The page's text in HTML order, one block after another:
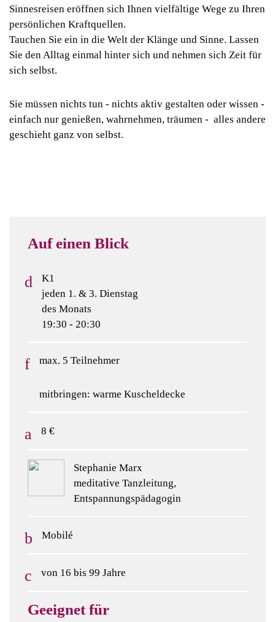
Sinnesreisen eröffnen sich Ihnen vielfältige Wege zu Ihren
persönlichen Kraftquellen.
Tauchen Sie ein in die Welt der Klänge und Sinne. Lassen
Sie den Alltag einmal hinter sich und nehmen sich Zeit für
sich selbst.
Sie müssen nichts tun - nichts aktiv gestalten oder wissen -
einfach nur genießen, wahrnehmen, träumen - alles andere
geschieht ganz von selbst.
Auf einen Blick
K1
jeden 1. & 3. Dienstag
des Monats
19:30 - 20:30
max. 5 Teilnehmer
mitbringen: warme Kuscheldecke
8 €
Stephanie Marx
meditative Tanzleitung,
Entspannungspädagogin
Mobilé
von 16 bis 99 Jahre
Geeignet für